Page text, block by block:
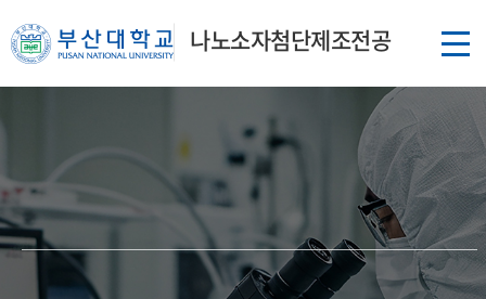
나노소자첨단제조전공